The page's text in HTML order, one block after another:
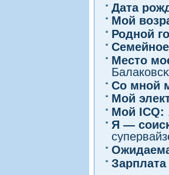
Дата
Мοй
Роднοй
Место
Со мнοй
Мой
Мοй ICQ:
Я —